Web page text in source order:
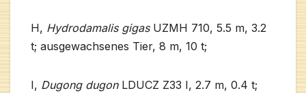
H, Hydrodamalis gigas UZMH 710, 5.5 m, 3.2
t; ausgewachsenes Tier, 8 m, 10 t;
I, Dugong dugonLDUCZ Z33 I, 2.7 m, 0.4 t;